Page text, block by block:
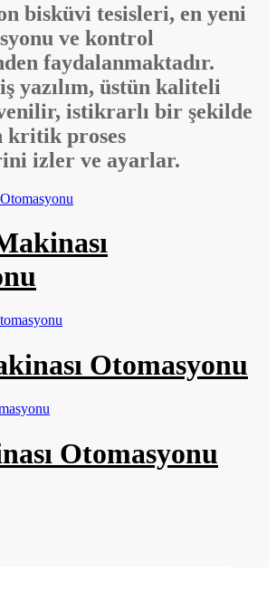
bisküvi tesisleri, en yeni
ve kontrol
faydalanmaktadır.
yazılım, üstün kaliteli
istikrarlı bir şekilde
kritik proses
izler ve ayarlar.
Otomasyonu
Otomasyonu